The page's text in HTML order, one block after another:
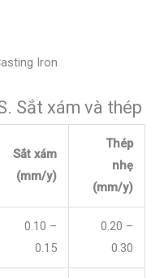
Iron
Sắt xám và thép
Sắt xám
(mm/y)
Thép
nhẹ
(mm/y)
0.10 –
0.15
0.20 –
0.30